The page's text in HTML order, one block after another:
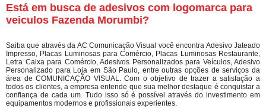
Está em busca de adesivos com logomarca para
veiculos Fazenda Morumbi?
Saiba que através da AC Comunicação Visual você encontra Adesivo Jateado
Impresso, Placas Luminosas para Comércio, Placas Luminosas Restaurante,
Letra Caixa para Comércio, Adesivos Personalizados para Veículos, Adesivo
Personalizado para Loja em São Paulo, entre outras opções de serviços da
área de COMUNICAÇÃO VISUAL. Com o objetivo de trazer a satisfação a
todos os clientes, a empresa entende que sua melhor destaque é conquistar a
confiança de cada um. Tudo isso só é possível através do investimento em
equipamentos modernos e profissionais experientes.